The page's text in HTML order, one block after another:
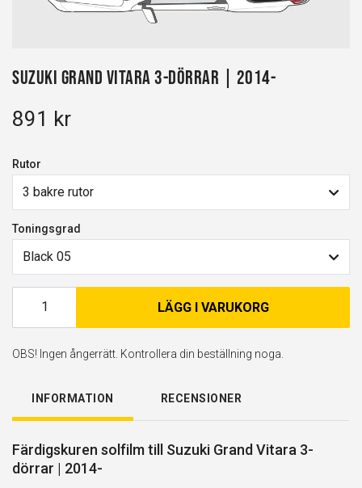
Suzuki Grand Vitara 3-dörrar | 2014-
891 kr
Rutor
3 bakre rutor
Toningsgrad
Black 05
LÄGG I VARUKORG
OBS! Ingen ångerrätt. Kontrollera din beställning noga.
INFORMATION RECENSIONER
Färdigskuren solfilm till Suzuki Grand Vitara 3-
dörrar | 2014-